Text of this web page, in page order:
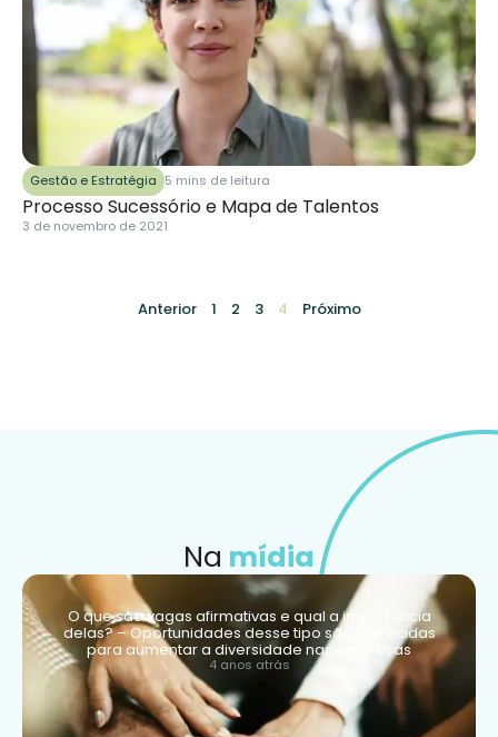
Gestão e Estratégia 5 mins de leitura
Processo Sucessório e Mapa de Talentos
3 de novembro de 2021
Anterior 1 2 3 4 Próximo
Na mídia
O que são vagas afirmativas e qual a importância
delas? – Oportunidades desse tipo são oferecidas
para aumentar a diversidade nas empresas
4 anos atrás